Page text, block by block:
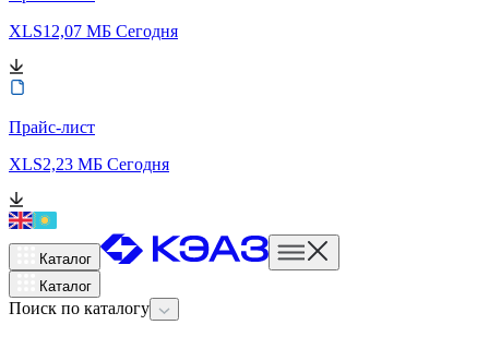
XLS12,07 МБ Сегодня
Прайс-лист
XLS2,23 МБ Сегодня
Каталог
Каталог
Поиск по каталогу